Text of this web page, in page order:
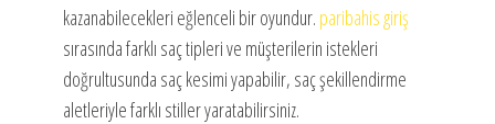
kazanabilecekleri eğlenceli bir oyundur. paribahis giriş
sırasında farklı saç tipleri ve müşterilerin istekleri
doğrultusunda saç kesimi yapabilir, saç şekillendirme
aletleriyle farklı stiller yaratabilirsiniz.